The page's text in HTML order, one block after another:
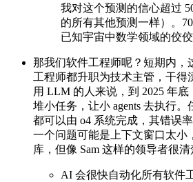
我对这个预测的信心超过
的所有其他预测一样）。
已知宇宙中数学领域的佼佼
那我们软件工程师呢？短期内，
工程师都升职为技术主管，干得
用 LLM 的人来说，到 2025 年
堆小任务，让小 agents 去执行。
都可以由 o4 系统完成，其错误
一个问题可能是上下文窗口太小
库，但像 Sam 这样的领导者很清
AI 会很快自动化所有软件